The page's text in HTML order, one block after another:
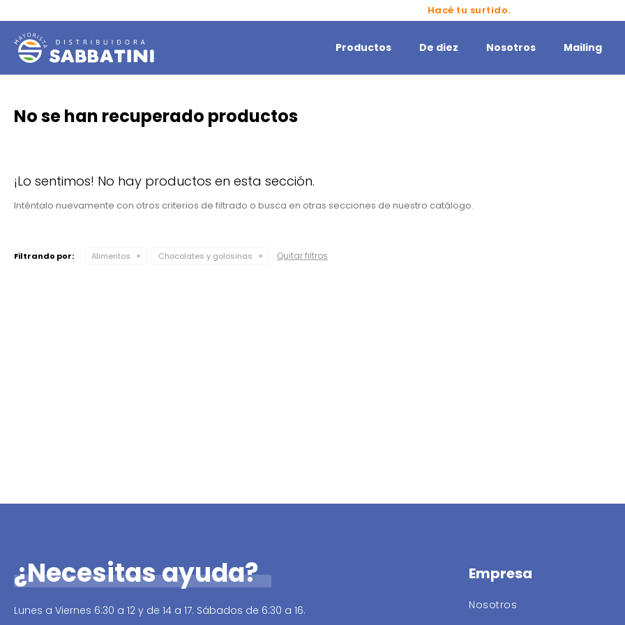
Hacé tu surtido.
Productos De diez Nosotros Mailing
No se han recuperado productos
¡Lo sentimos! No hay productos en esta sección.
Inténtalo nuevamente con otros criterios de filtrado o busca en otras secciones de nuestro catálogo.
Filtrando por: Alimentos Chocolates y golosinas Quitar filtros
¿Necesitas ayuda?
Lunes a Viernes 6:30 a 12 y de 14 a 17. Sábados de 6:30 a 16.
Empresa
Nosotros